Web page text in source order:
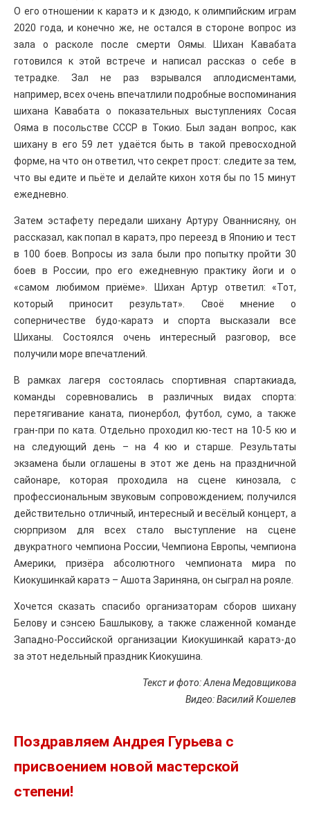
О его отношении к каратэ и к дзюдо, к олимпийским играм
2020 года, и конечно же, не остался в стороне вопрос из
зала о расколе после смерти Оямы. Шихан Кавабата
готовился к этой встрече и написал рассказ о себе в
тетрадке. Зал не раз взрывался аплодисментами,
например, всех очень впечатлили подробные воспоминания
шихана Кавабата о показательных выступлениях Сосая
Ояма в посольстве СССР в Токио. Был задан вопрос, как
шихану в его 59 лет удаётся быть в такой превосходной
форме, на что он ответил, что секрет прост: следите за тем,
что вы едите и пьёте и делайте кихон хотя бы по 15 минут
ежедневно.
Затем эстафету передали шихану Артуру Ованнисяну, он
рассказал, как попал в каратэ, про переезд в Японию и тест
в 100 боев. Вопросы из зала были про попытку пройти 30
боев в России, про его ежедневную практику йоги и о
«самом любимом приёме». Шихан Артур ответил: «Тот,
который приносит результат». Своё мнение о
соперничестве будо-каратэ и спорта высказали все
Шиханы. Состоялся очень интересный разговор, все
получили море впечатлений.
В рамках лагеря состоялась спортивная спартакиада,
команды соревновались в различных видах спорта:
перетягивание каната, пионербол, футбол, сумо, а также
гран-при по ката. Отдельно проходил кю-тест на 10-5 кю и
на следующий день – на 4 кю и старше. Результаты
экзамена были оглашены в этот же день на праздничной
сайонаре, которая проходила на сцене кинозала, с
профессиональным звуковым сопровождением; получился
действительно отличный, интересный и весёлый концерт, а
сюрпризом для всех стало выступление на сцене
двукратного чемпиона России, Чемпиона Европы, чемпиона
Америки, призёра абсолютного чемпионата мира по
Киокушинкай каратэ – Ашота Зариняна, он сыграл на рояле.
Хочется сказать спасибо организаторам сборов шихану
Белову и сэнсею Башлыкову, а также слаженной команде
Западно-Российской организации Киокушинкай каратэ-до
за этот недельный праздник Киокушина.
Текст и фото: Алена Медовщикова
Видео: Василий Кошелев
Поздравляем Андрея Гурьева с
присвоением новой мастерской
степени!